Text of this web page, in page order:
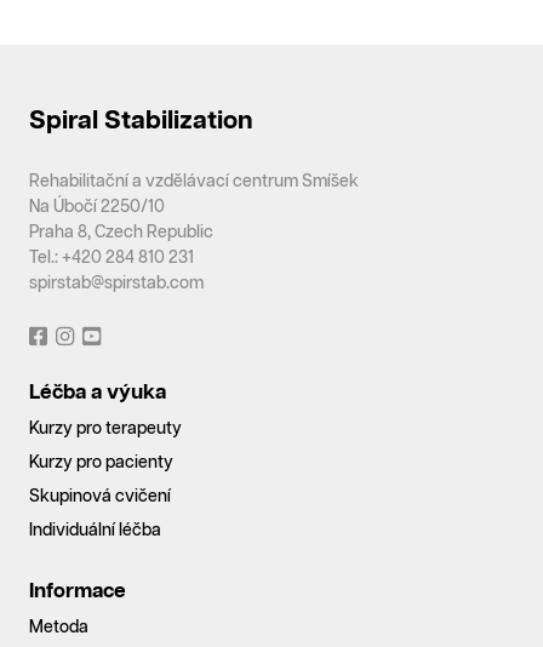
Spiral Stabilization
Rehabilitační a vzdělávací centrum Smíšek
Na Úbočí 2250/10
Praha 8, Czech Republic
Tel.: +420 284 810 231
spirstab@spirstab.com
Léčba a výuka
Kurzy pro terapeuty
Kurzy pro pacienty
Skupinová cvičení
Individuální léčba
Informace
Metoda